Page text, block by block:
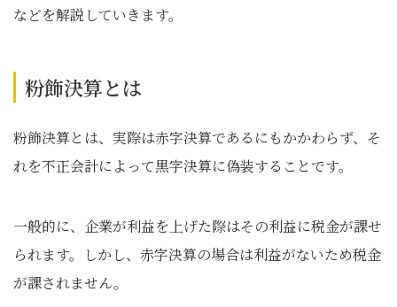
などを解説していきます。
粉飾決算とは
粉飾決算とは、実際は赤字決算であるにもかかわらず、そ
れを不正会計によって黒字決算に偽装することです。
一般的に、企業が利益を上げた際はその利益に税金が課せ
られます。しかし、赤字決算の場合は利益がないため税金
が課されません。